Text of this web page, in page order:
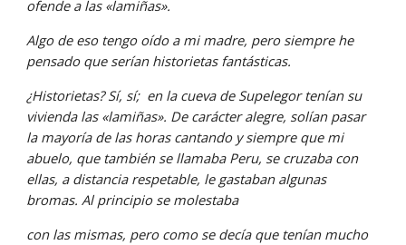
ofende a las «lamiñas».
Algo de eso tengo oído a mi madre, pero siempre he
pensado que serían historietas fantásticas.
¿Historietas? Sí, sí;  en la cueva de Supelegor tenían su
vivienda las «lamiñas». De carácter alegre, solían pasar
la mayoría de las horas cantando y siempre que mi
abuelo, que también se llamaba Peru, se cruzaba con
ellas, a distancia respetable, le gastaban algunas
bromas. Al principio se molestaba
con las mismas, pero como se decía que tenían mucho